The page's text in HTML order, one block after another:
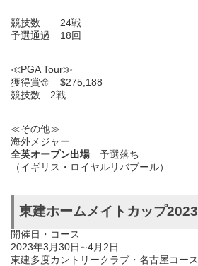
競技数 24戦
予選通過 18回
≪PGA Tour≫
獲得賞金 $275,188
競技数 2戦
≪その他≫
海外メジャー
全英オープン出場予選落ち
（イギリス・ロイヤルリバプール）
東建ホームメイトカップ2023
開催日・コース
2023年3月30日∼4月2日
東建多度カントリークラブ・名古屋コース